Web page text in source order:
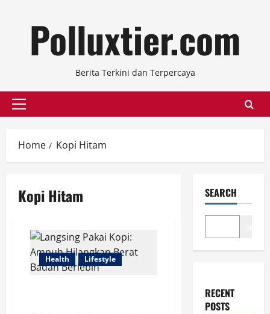
Polluxtier.com
Berita Terkini dan Terpercaya
Primary
Home Kopi Hitam
Kopi Hitam
Health Lifestyle
SEARCH
RECENT
POSTS